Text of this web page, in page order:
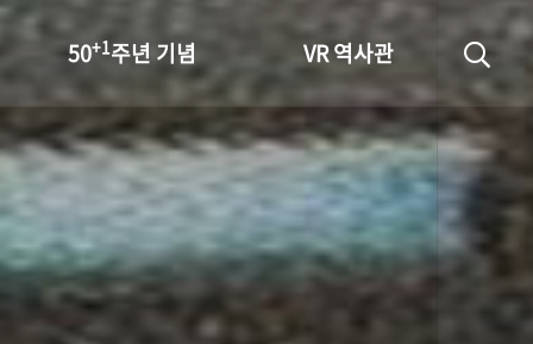
50+1주년 기념
성과 50선
숫자로 보는 50년
50
주년 광장
세계와 함께 한 KIHASA
VR 역사관